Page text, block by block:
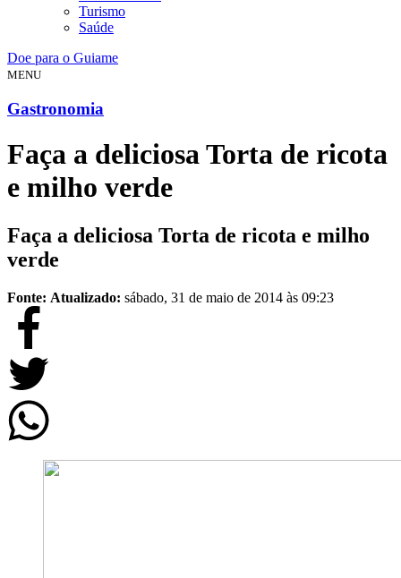
Turismo
Saúde
Doe para o Guiame
MENU
Gastronomia
Faça a deliciosa Torta de ricota
e milho verde
Faça a deliciosa Torta de ricota e milho
verde
Fonte: Atualizado: sábado, 31 de maio de 2014 às 09:23